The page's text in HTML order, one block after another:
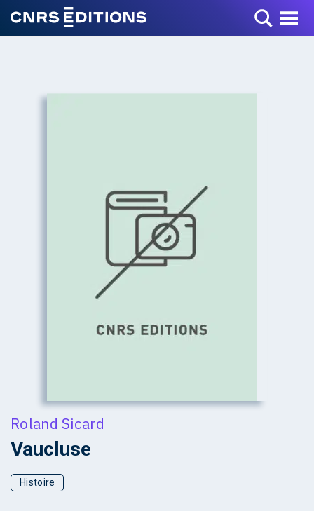
Toggle Menu
Roland Sicard
Vaucluse
Histoire